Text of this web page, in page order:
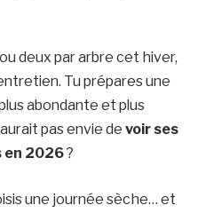
deux par arbre cet hiver,
Tu prépares une
abondante et plus
pas envie de voir ses
en 2026?
une journée sèche… et